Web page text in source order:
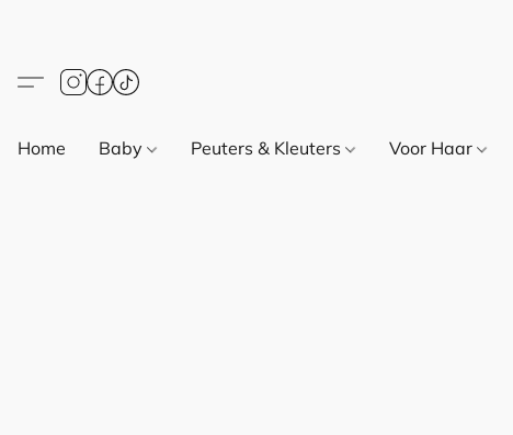
Home Baby Peuters & Kleuters Voor Haar